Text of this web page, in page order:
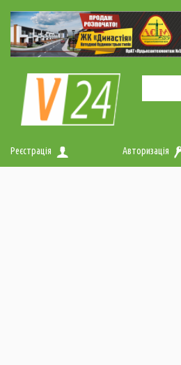
Реєстрація Авторизація